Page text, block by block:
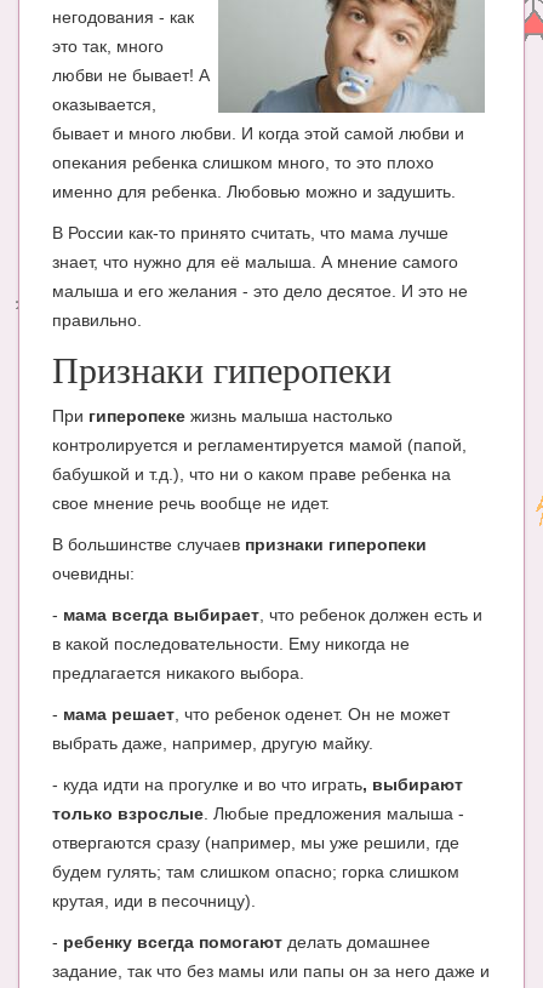
КОНКУРСЫ
СООБЩЕСТВА
БЛОГИ
Календарь беременности
МАМИНА БИБЛИОТЕКА
Имена. Святцы
Энциклопедия беременных
Мамина энциклопедия
СЕРВИСЫ И ПРИЛОЖЕНИЯ
Приложения для Android
Полезные ссылки
Опросы
Блог Администратора
О проекте
Сотрудничество. Авторам
негодования - как
это так, много
любви не бывает! А
оказывается,
бывает и много любви. И когда этой самой любви и
опекания ребенка слишком много, то это плохо
именно для ребенка. Любовью можно и задушить.
В России как-то принято считать, что мама лучше
знает, что нужно для её малыша. А мнение самого
малыша и его желания - это дело десятое. И это не
правильно.
Признаки гиперопеки
При гиперопеке жизнь малыша настолько
контролируется и регламентируется мамой (папой,
бабушкой и т.д.), что ни о каком праве ребенка на
свое мнение речь вообще не идет.
В большинстве случаев признаки гиперопеки
очевидны:
- мама всегда выбирает , что ребенок должен есть и
в какой последовательности. Ему никогда не
предлагается никакого выбора.
- мама решает , что ребенок оденет. Он не может
выбрать даже, например, другую майку.
- куда идти на прогулке и во что играть, выбирают
только взрослые . Любые предложения малыша -
отвергаются сразу (например, мы уже решили, где
будем гулять; там слишком опасно; горка слишком
крутая, иди в песочницу).
- ребенку всегда помогают делать домашнее
задание, так что без мамы или папы он за него даже и